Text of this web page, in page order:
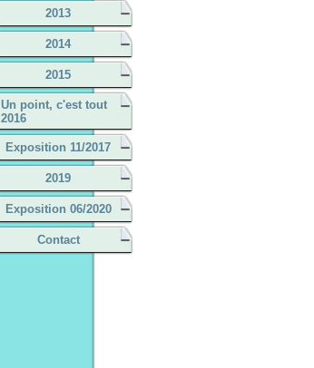
2013
2014
2015
Un point, c'est tout
2016
Exposition 11/2017
2019
Exposition 06/2020
Contact